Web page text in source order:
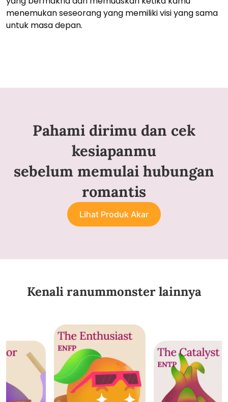
menemukan seseorang yang memiliki visi yang sama
untuk masa depan.
Pahami dirimu dan cek
kesiapanmu
sebelum memulai hubungan
romantis
Lihat Produk Akar
Kenali ranummonster lainnya